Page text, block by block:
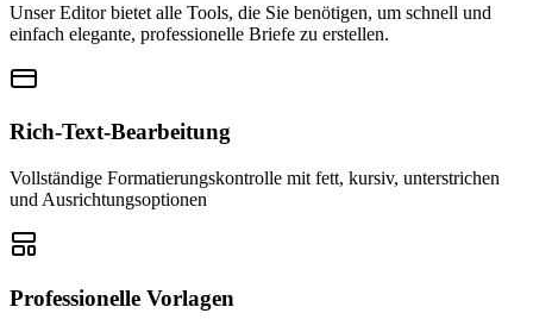
Unser Editor bietet alle Tools, die Sie benötigen, um schnell und
einfach elegante, professionelle Briefe zu erstellen.
Rich-Text-Bearbeitung
Vollständige Formatierungskontrolle mit fett, kursiv, unterstrichen
und Ausrichtungsoptionen
Professionelle Vorlagen